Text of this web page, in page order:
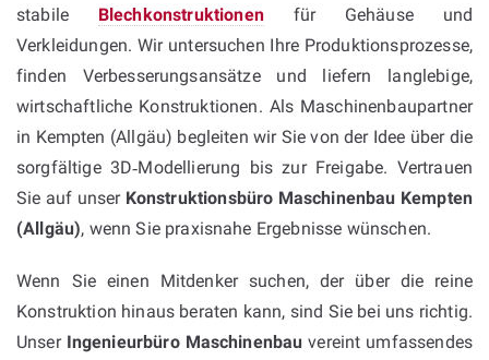
stabile Blechkonstruktionenfür Gehäuse und
Verkleidungen. Wir untersuchen Ihre Produktionsprozesse,
finden Verbesserungsansätze und liefern langlebige,
wirtschaftliche Konstruktionen. Als Maschinenbaupartner
in Kempten (Allgäu) begleiten wir Sie von der Idee über die
sorgfältige 3D‑Modellierung bis zur Freigabe. Vertrauen
Sie auf unser Konstruktionsbüro Maschinenbau Kempten
(Allgäu), wenn Sie praxisnahe Ergebnisse wünschen.
Wenn Sie einen Mitdenker suchen, der über die reine
Konstruktion hinaus beraten kann, sind Sie bei uns richtig.
Unser Ingenieurbüro Maschinenbau vereint umfassendes